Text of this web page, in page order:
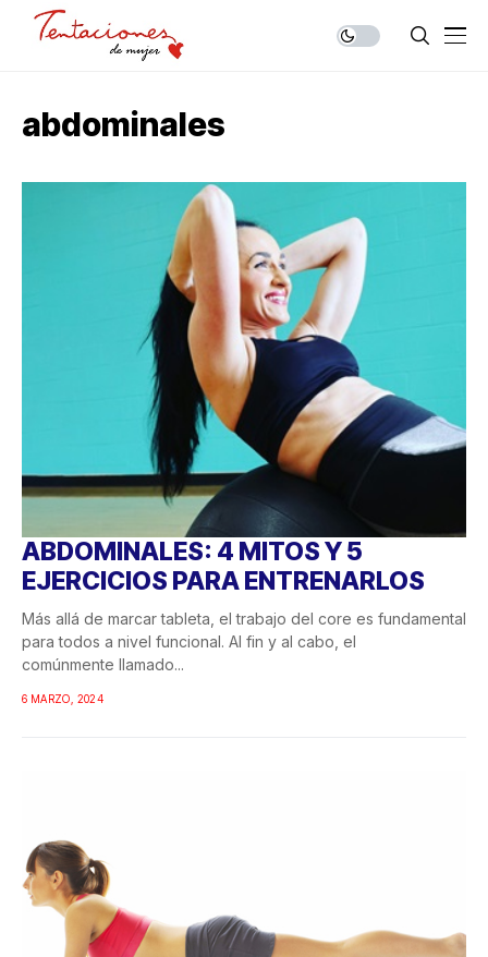
abdominales
ABDOMINALES: 4 MITOS Y 5
EJERCICIOS PARA ENTRENARLOS
Más allá de marcar tableta, el trabajo del core es fundamental
para todos a nivel funcional. Al fin y al cabo, el
comúnmente llamado...
6 MARZO, 2024